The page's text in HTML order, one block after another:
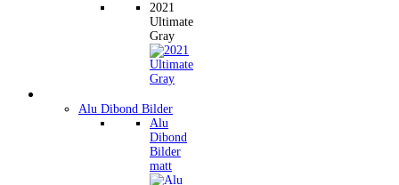
2021
Ultimate
Gray
Alu Dibond Bilder
Alu
Dibond
Bilder
matt